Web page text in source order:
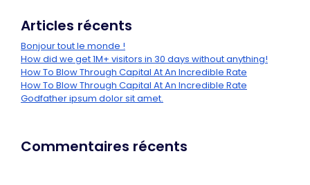
Articles récents
Bonjour tout le monde !
How did we get 1M+ visitors in 30 days without anything!
How To Blow Through Capital At An Incredible Rate
How To Blow Through Capital At An Incredible Rate
Godfather ipsum dolor sit amet.
Commentaires récents